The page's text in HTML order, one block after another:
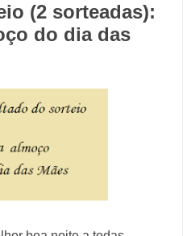
(2 sorteadas):
do dia das